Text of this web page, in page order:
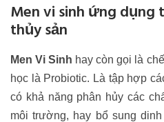
Men vi sinh ứng
thủy sản
Men Vi Sinh hay còn gọi là
học là Probiotic. Là tập hợp
có khả năng phân hủy các
môi trường, hay bổ sung